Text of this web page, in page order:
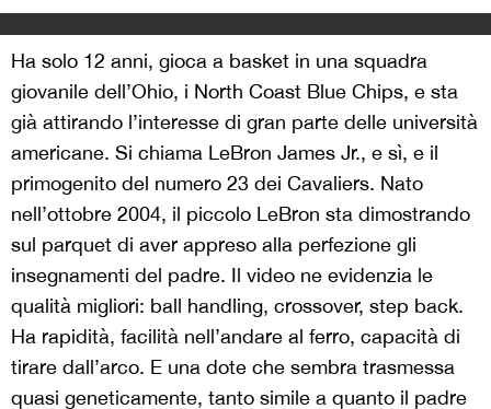
Ha solo 12 anni, gioca a basket in una squadra
giovanile dell’Ohio, i North Coast Blue Chips, e sta
già attirando l’interesse di gran parte delle università
americane. Si chiama LeBron James Jr., e sì, e il
primogenito del numero 23 dei Cavaliers. Nato
nell’ottobre 2004, il piccolo LeBron sta dimostrando
sul parquet di aver appreso alla perfezione gli
insegnamenti del padre. Il video ne evidenzia le
qualità migliori: ball handling, crossover, step back.
Ha rapidità, facilità nell’andare al ferro, capacità di
tirare dall’arco. E una dote che sembra trasmessa
quasi geneticamente, tanto simile a quanto il padre